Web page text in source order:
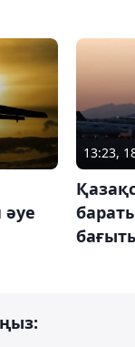
әуе
13:23,